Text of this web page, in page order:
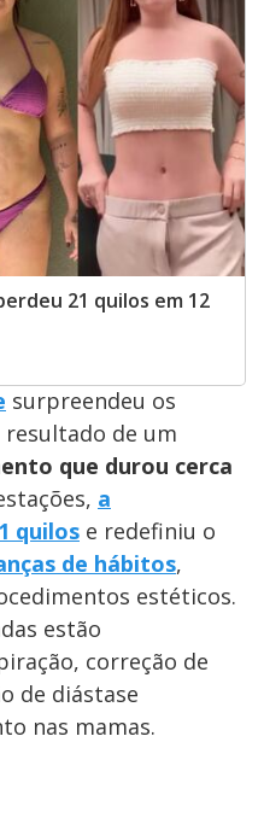
21 quilos em 12
surpreendeu os
de um
que durou cerca
a
quilos e redefiniu o
de hábitos,
estéticos.
estão
correção de
de diástase
nas mamas.